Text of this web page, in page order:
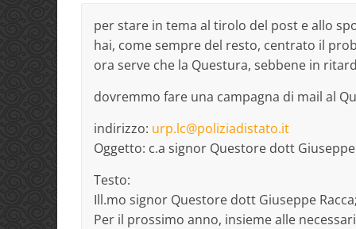
per stare in tema al tirolo del post e allo
hai, come sempre del resto, centrato il
ora serve che la Questura, sebbene in
dovremmo fare una campagna di mail al
indirizzo: urp.lc@poliziadistato.it
Oggetto: c.a signor Questore dott
Testo:
Ill.mo signor Questore dott Giuseppe
Per il prossimo anno, insieme alle